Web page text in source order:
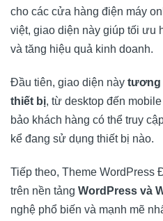
cho các cửa hàng điện máy
việt, giao diện này giúp tối ưu
và tăng hiệu quả kinh doanh.
Đầu tiên, giao diện này tương
thiết bị, từ desktop đến
bảo khách hàng có thể truy
kể đang sử dụng thiết bị nào.
Tiếp theo, Theme WordPress
trên nền tảng WordPress và
nghệ phổ biến và mạnh mẽ